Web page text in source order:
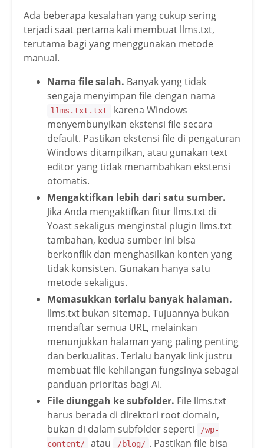
Ada beberapa kesalahan yang cukup sering
terjadi saat pertama kali membuat llms.txt,
terutama bagi yang menggunakan metode
manual.
Nama file salah. Banyak yang tidak
sengaja menyimpan file dengan nama
llms.txt.txt
karena Windows
menyembunyikan ekstensi file secara
default. Pastikan ekstensi file di pengaturan
Windows ditampilkan, atau gunakan text
editor yang tidak menambahkan ekstensi
otomatis.
Mengaktifkan lebih dari satu sumber.
Jika Anda mengaktifkan fitur llms.txt di
Yoast sekaligus menginstal plugin llms.txt
tambahan, kedua sumber ini bisa
berkonflik dan menghasilkan konten yang
tidak konsisten. Gunakan hanya satu
metode sekaligus.
Memasukkan terlalu banyak halaman.
llms.txt bukan sitemap. Tujuannya bukan
mendaftar semua URL, melainkan
menunjukkan halaman yang paling penting
dan berkualitas. Terlalu banyak link justru
membuat file kehilangan fungsinya sebagai
panduan prioritas bagi AI.
File diunggah ke subfolder. File llms.txt
harus berada di direktori root domain,
bukan di dalam subfolder seperti
/wp-
content/
atau /blog/ . Pastikan file bisa